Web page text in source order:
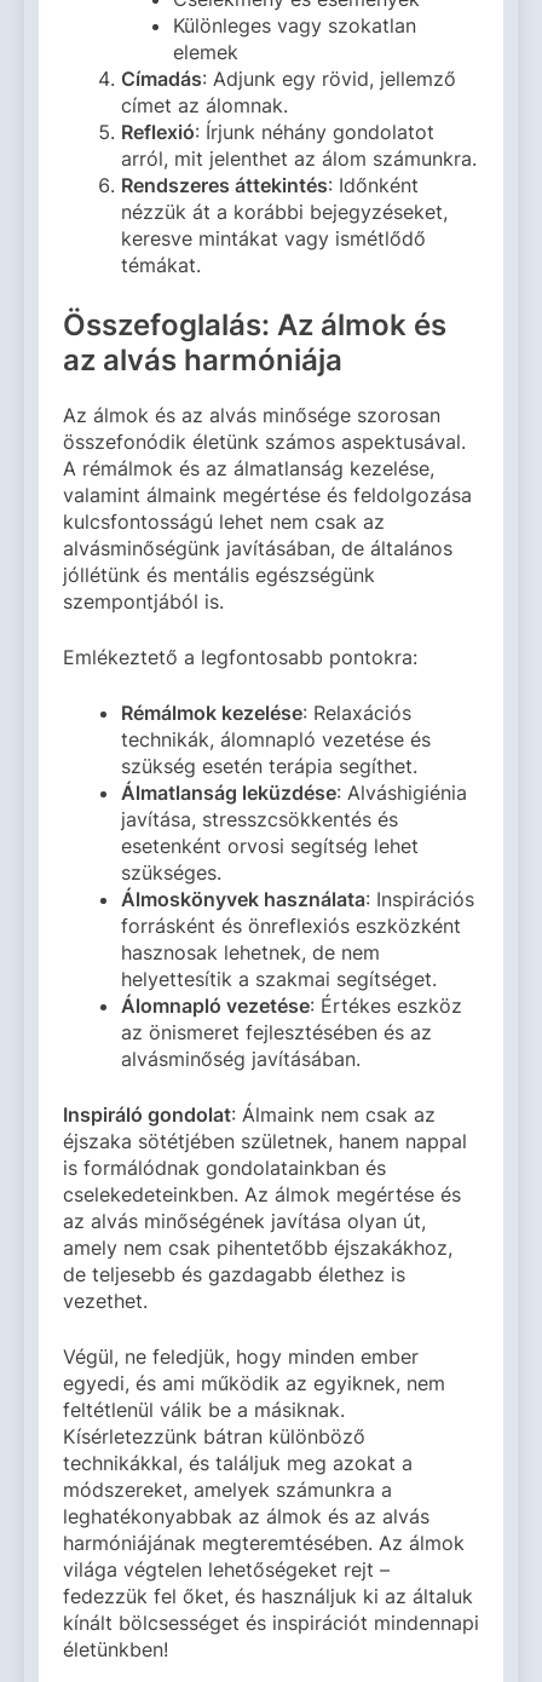
Különleges vagy szokatlan
elemek
Címadás: Adjunk egy rövid, jellemző
címet az álomnak.
Reflexió: Írjunk néhány gondolatot
arról, mit jelenthet az álom számunkra.
Rendszeres áttekintés: Időnként
nézzük át a korábbi bejegyzéseket,
keresve mintákat vagy ismétlődő
témákat.
Összefoglalás: Az álmok és
az alvás harmóniája
Az álmok és az alvás minősége szorosan
összefonódik életünk számos aspektusával.
A rémálmok és az álmatlanság kezelése,
valamint álmaink megértése és feldolgozása
kulcsfontosságú lehet nem csak az
alvásminőségünk javításában, de általános
jóllétünk és mentális egészségünk
szempontjából is.
Emlékeztető a legfontosabb pontokra:
Rémálmok kezelése: Relaxációs
technikák, álomnapló vezetése és
szükség esetén terápia segíthet.
Álmatlanság leküzdése: Alváshigiénia
javítása, stresszcsökkentés és
esetenként orvosi segítség lehet
szükséges.
Álmoskönyvek használata: Inspirációs
forrásként és önreflexiós eszközként
hasznosak lehetnek, de nem
helyettesítik a szakmai segítséget.
Álomnapló vezetése: Értékes eszköz
az önismeret fejlesztésében és az
alvásminőség javításában.
Inspiráló gondolat: Álmaink nem csak az
éjszaka sötétjében születnek, hanem nappal
is formálódnak gondolatainkban és
cselekedeteinkben. Az álmok megértése és
az alvás minőségének javítása olyan út,
amely nem csak pihentetőbb éjszakákhoz,
de teljesebb és gazdagabb élethez is
vezethet.
Végül, ne feledjük, hogy minden ember
egyedi, és ami működik az egyiknek, nem
feltétlenül válik be a másiknak.
Kísérletezzünk bátran különböző
technikákkal, és találjuk meg azokat a
módszereket, amelyek számunkra a
leghatékonyabbak az álmok és az alvás
harmóniájának megteremtésében. Az álmok
világa végtelen lehetőségeket rejt –
fedezzük fel őket, és használjuk ki az általuk
kínált bölcsességet és inspirációt mindennapi
életünkben!